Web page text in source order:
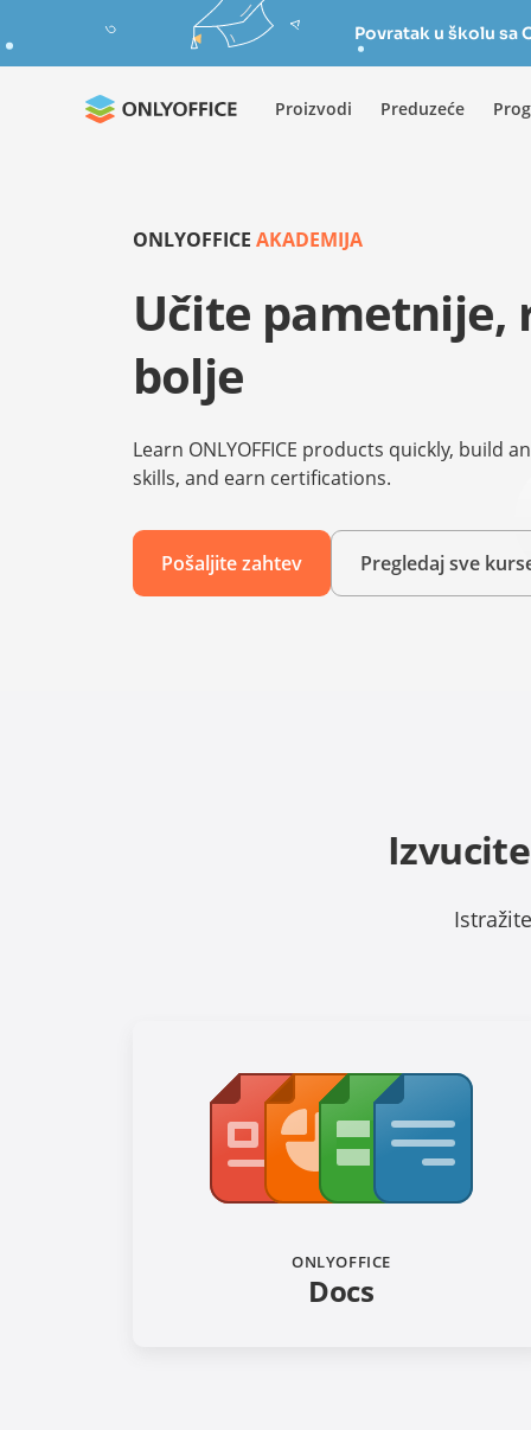
Povratak u školu sa
Proizvodi Preduzeće
ONLYOFFICE AKADEMIJA
Učite pametnije,
bolje
Learn ONLYOFFICE products quickly, build
skills, and earn certifications.
Pošaljite zahtev Pregledaj sve
ONLYOFFICE
Docs